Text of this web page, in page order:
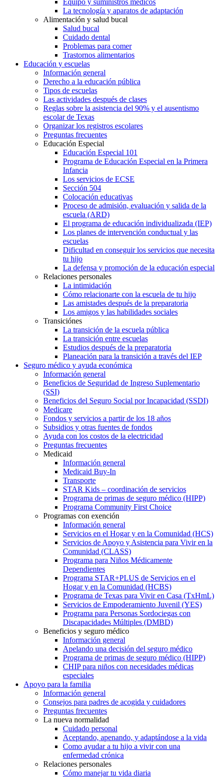
La tecnología y aparatos de adaptación
Alimentación y salud bucal
Salud bucal
Cuidado dental
Problemas para comer
Trastornos alimentarios
Educación y escuelas
Información general
Derecho a la educación pública
Tipos de escuelas
Las actividades después de clases
Reglas sobre la asistencia del 90% y el ausentismo
escolar de Texas
Organizar los registros escolares
Preguntas frecuentes
Educación Especial
Educación Especial 101
Programa de Educación Especial en la Primera
Infancia
Los servicios de ECSE
Sección 504
Colocación educativas
Proceso de admisión, evaluación y salida de la
escuela (ARD)
El programa de educación individualizada (IEP)
Los planes de intervención conductual y las
escuelas
Dificultad en conseguir los servicios que necesita
tu hijo
La defensa y promoción de la educación especial
Relaciones personales
La intimidación
Cómo relacionarte con la escuela de tu hijo
Las amistades después de la preparatoria
Los amigos y las habilidades sociales
Transiciónes
La transición de la escuela pública
La transición entre escuelas
Estudios después de la preparatoria
Planeación para la transición a través del IEP
Seguro médico y ayuda económica
Información general
Beneficios de Seguridad de Ingreso Suplementario
(SSI)
Beneficios del Seguro Social por Incapacidad (SSDI)
Medicare
Fondos y servicios a partir de los 18 años
Subsidios y otras fuentes de fondos
Ayuda con los costos de la electricidad
Preguntas frecuentes
Medicaid
Información general
Medicaid Buy-In
Transporte
STAR Kids – coordinación de servicios
Programa de primas de seguro médico (HIPP)
Programa Community First Choice
Programas con exención
Información general
Servicios en el Hogar y en la Comunidad (HCS)
Servicios de Apoyo y Asistencia para Vivir en la
Comunidad (CLASS)
Programa para Niños Médicamente
Dependientes
Programa STAR+PLUS de Servicios en el
Hogar y en la Comunidad (HCBS)
Programa de Texas para Vivir en Casa (TxHmL)
Servicios de Empoderamiento Juvenil (YES)
Programa para Personas Sordociegas con
Discapacidades Múltiples (DMBD)
Beneficios y seguro médico
Información general
Apelando una decisión del seguro médico
Programa de primas de seguro médico (HIPP)
CHIP para niños con necesidades médicas
especiales
Apoyo para la familia
Información general
Consejos para padres de acogida y cuidadores
Preguntas frecuentes
La nueva normalidad
Cuidado personal
Aceptando, apenando, y adaptándose a la vida
Como ayudar a tu hijo a vivir con una
enfermedad crónica
Relaciones personales
Cómo manejar tu vida diaria